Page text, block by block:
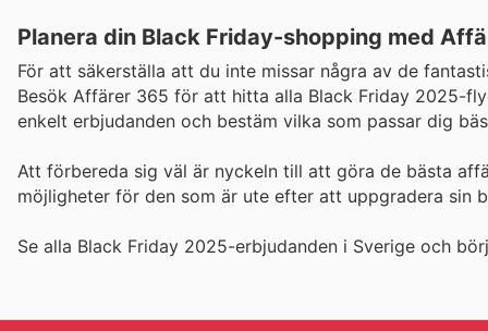
Planera din Black Friday-shopping med
För att säkerställa att du inte missar några av de
Besök Affärer 365 för att hitta alla Black Friday 2025-
enkelt erbjudanden och bestäm vilka som passar dig
Att förbereda sig väl är nyckeln till att göra de bästa
möjligheter för den som är ute efter att uppgradera sin
Se alla Black Friday 2025-erbjudanden i Sverige och